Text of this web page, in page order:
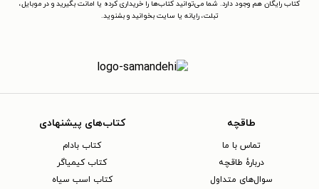
کتاب رایگان هم وجود دارد. شما می‌توانید کتاب‌ها را خریداری کرده یا امانت بگیرید و در موبایل،
تبلت، رایانه یا سایت بخوانید و بشنوید.
طاقچه
تماس با ما
دربارهٔ طاقچه
سوال‌های متداول
کتاب‌های پیشنهادی
کتاب بادام
کتاب کیمیاگر
کتاب اسب سیاه